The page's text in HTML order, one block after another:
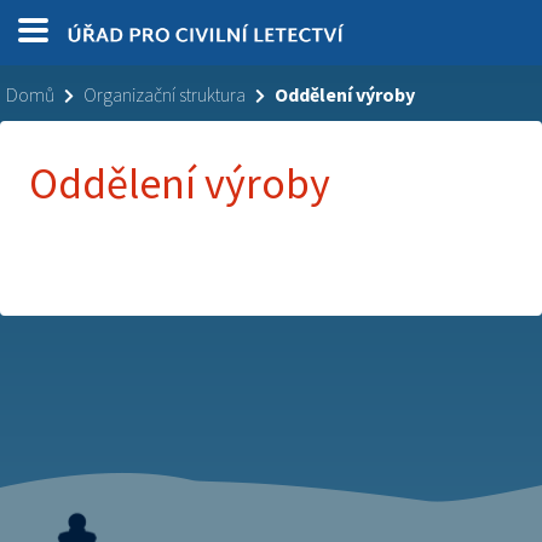
Domů Organizační struktura Oddělení výroby
Oddělení výroby